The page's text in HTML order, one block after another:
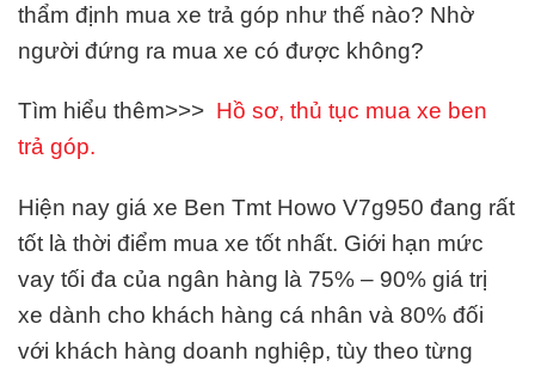
thẩm định mua xe trả góp như thế nào? Nhờ
người đứng ra mua xe có được không?
Tìm hiểu thêm>>> Hồ sơ, thủ tục mua xe ben
trả góp.
Hiện nay giá xe Ben Tmt Howo V7g950 đang rất
tốt là thời điểm mua xe tốt nhất. Giới hạn mức
vay tối đa của ngân hàng là 75% – 90% giá trị
xe dành cho khách hàng cá nhân và 80% đối
với khách hàng doanh nghiệp, tùy theo từng